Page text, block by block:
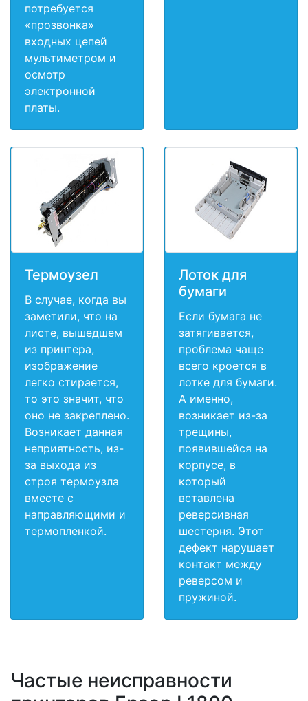
потребуется
«прозвонка»
входных цепей
мультиметром и
осмотр
электронной
платы.
Термоузел
В случае, когда вы
заметили, что на
листе, вышедшем
из принтера,
изображение
легко стирается,
то это значит, что
оно не закреплено.
Возникает данная
неприятность, из-
за выхода из
строя термоузла
вместе с
направляющими и
термопленкой.
Лоток для
бумаги
Если бумага не
затягивается,
проблема чаще
всего кроется в
лотке для бумаги.
А именно,
возникает из-за
трещины,
появившейся на
корпусе, в
который
вставлена
реверсивная
шестерня. Этот
дефект нарушает
контакт между
реверсом и
пружиной.
Частые неисправности